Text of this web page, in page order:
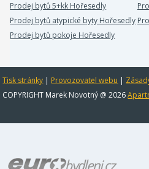
Prodej bytů 5+kk Hořesedly
Prodej bytů atypické byty Hořesedly
Prodej bytů pokoje Hořesedly
Tisk stránky | Provozovatel webu |
COPYRIGHT Marek Novotný @ 2026